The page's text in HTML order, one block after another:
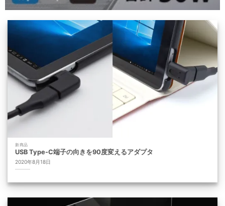
新商品
USB Type-C端子の向きを90度変えるアダプタ
2020年8月18日